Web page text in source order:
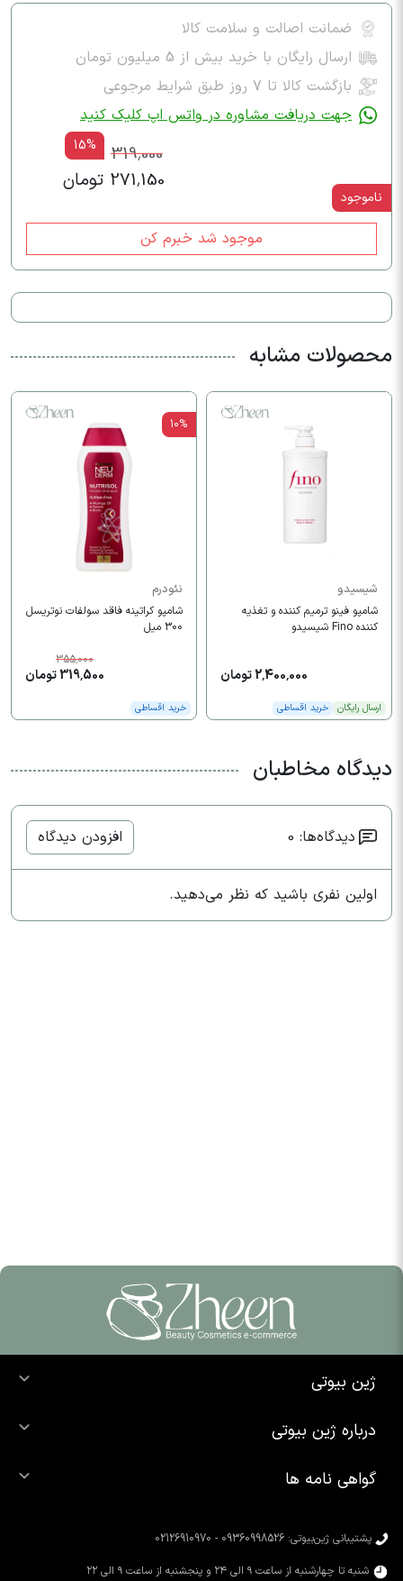
ضمانت اصالت و سلامت کالا
ارسال رایگان با خرید بیش از 5 میلیون تومان
بازگشت کالا تا ۷ روز طبق شرایط مرجوعی
جهت دریافت مشاوره در واتس اپ کلیک کنید
319,000
15%
271,150 تومان
ناموجود
موجود شد خبرم کن
محصولات مشابه
شیسیدو
شامپو فینو ترمیم کننده و تغذیه
کننده Fino شیسیدو
2,400,000 تومان
ارسال رایگان خرید اقساطی
10%
نئودرم
شامپو کراتینه فاقد سولفات نوتریسل
300 میل
355,000
319,500 تومان
خرید اقساطی
دیدگاه مخاطبان
دیدگاه‌ها: 0 افزودن دیدگاه
اولین نفری باشید که نظر می‌دهید.
ژین بیوتی
خرید شوینده صورت
خرید رژ لب
درباره ژین بیوتی
تماس با ما
محصولات سیمپل
گواهی نامه ها
پشتیبانی ژین‌بیوتی: 09360998526 - 02126910970
شنبه تا چهارشنبه از ساعت ۹ الی ۲۴ و پنجشنبه از ساعت ۹ الی ۲۲